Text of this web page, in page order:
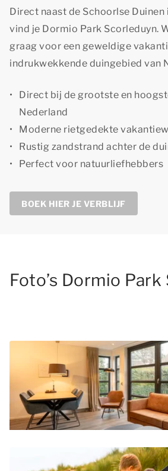
Direct naast de Schoorlse
vind je Dormio Park Scorleduyn.
graag voor een geweldige
indrukwekkende duingebied van
Direct bij de grootste en
Nederland
Moderne rietgedekte
Rustig zandstrand achter de
Perfect voor natuurliefhebbers
BOEK HIER JE VERBLIJF
Foto’s Dormio